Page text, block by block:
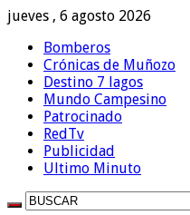
jueves , 6 agosto 2026
Bomberos
Crónicas de Muñozo
Destino 7 lagos
Mundo Campesino
Patrocinado
RedTv
Publicidad
Ultimo Minuto